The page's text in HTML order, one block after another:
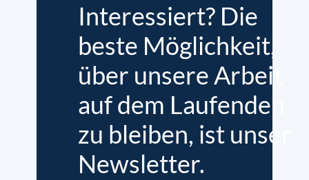
Interessiert? Die
beste Möglichkeit,
über unsere Arbeit
auf dem Laufenden
zu bleiben, ist unser
Newsletter.